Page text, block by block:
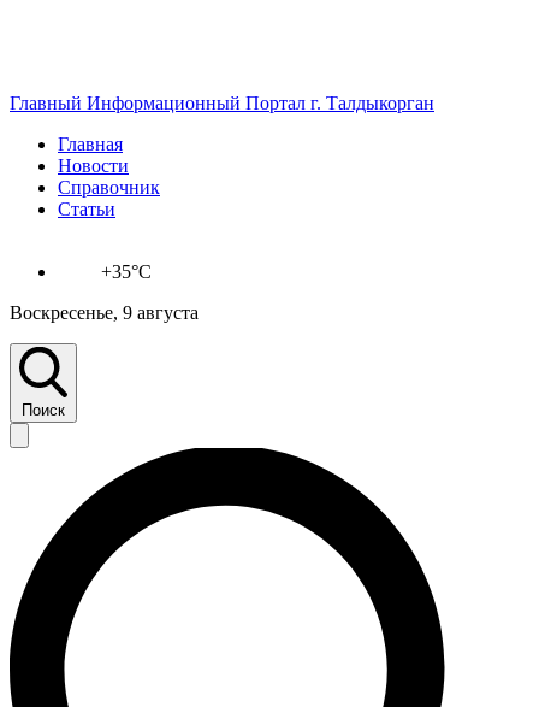
Главный Информационный Портал г. Талдыкорган
Главная
Новости
Справочник
Статьи
+35°C
Воскресенье, 9 августа
Поиск